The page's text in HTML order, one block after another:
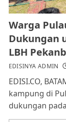
2
Warga
Dukungan
LBH
EDISINYA ADMIN
EDISI.CO,
kampung di
dukungan